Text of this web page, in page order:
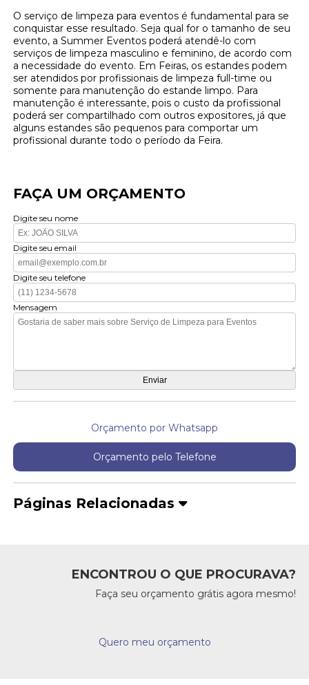
O serviço de limpeza para eventos é fundamental para se
conquistar esse resultado. Seja qual for o tamanho de seu
evento, a Summer Eventos poderá atendê-lo com
serviços de limpeza masculino e feminino, de acordo com
a necessidade do evento. Em Feiras, os estandes podem
ser atendidos por profissionais de limpeza full-time ou
somente para manutenção do estande limpo. Para
manutenção é interessante, pois o custo da profissional
poderá ser compartilhado com outros expositores, já que
alguns estandes são pequenos para comportar um
profissional durante todo o período da Feira.
FAÇA UM ORÇAMENTO
Digite seu nome
Digite seu email
Digite seu telefone
Mensagem
Orçamento por Whatsapp
Orçamento pelo Telefone
Páginas Relacionadas
ENCONTROU O QUE PROCURAVA?
Faça seu orçamento grátis agora mesmo!
Quero meu orçamento